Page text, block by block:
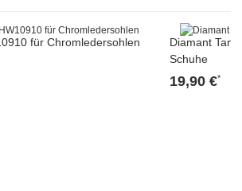
für Chromledersohlen
Diamant
Schuhe
19,90 €*